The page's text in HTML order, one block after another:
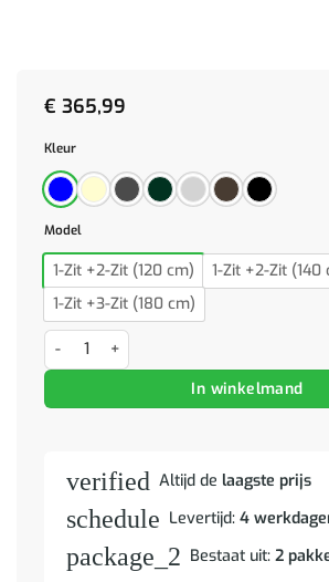
€ 365,99
Kleur
Model
1-Zit +2-Zit (120 cm)
1-Zit +2-Zit (140
1-Zit +3-Zit (180 cm)
Bank 140cm 2 pcs Blauw Metaal aantal
In winkelmand
verified Altijd de laagste prijs
schedule Levertijd: 4
package_2 Bestaat uit: 2